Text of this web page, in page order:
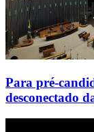
Para pré-
desconectado